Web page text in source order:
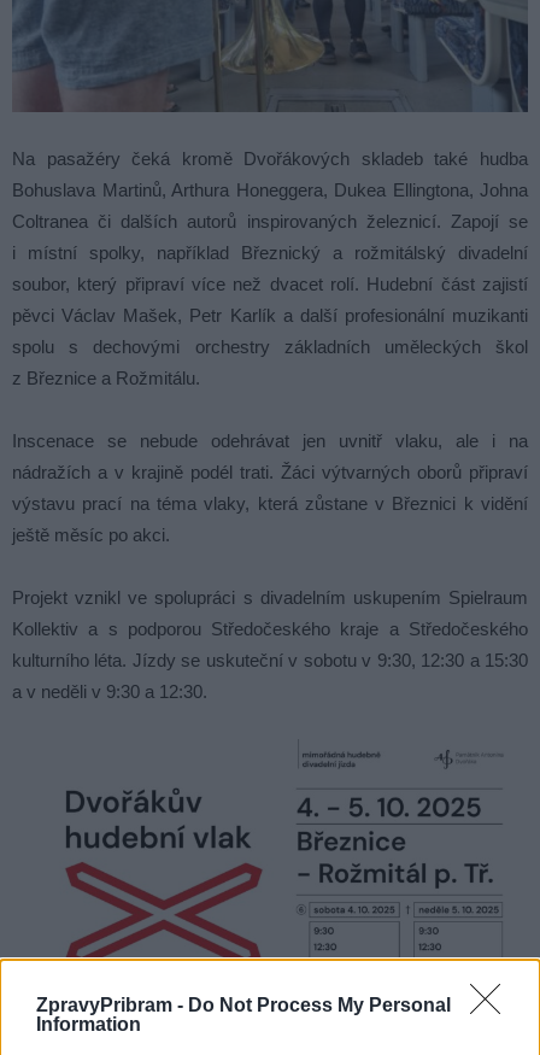
ZpravyPribram - Do Not Process My Personal
Information
Na pasažéry čeká kromě Dvořákových skladeb také hudba
Bohuslava Martinů, Arthura Honeggera, Dukea Ellingtona, Johna
Coltranea či dalších autorů inspirovaných železnicí. Zapojí se
i místní spolky, například Březnický a rožmitálský divadelní
soubor, který připraví více než dvacet rolí. Hudební část zajistí
pěvci Václav Mašek, Petr Karlík a další profesionální muzikanti
spolu s dechovými orchestry základních uměleckých škol
z Březnice a Rožmitálu.
Inscenace se nebude odehrávat jen uvnitř vlaku, ale i na
nádražích a v krajině podél trati. Žáci výtvarných oborů připraví
výstavu prací na téma vlaky, která zůstane v Březnici k vidění
ještě měsíc po akci.
Projekt vznikl ve spolupráci s divadelním uskupením Spielraum
Kollektiv a s podporou Středočeského kraje a Středočeského
kulturního léta. Jízdy se uskuteční v sobotu v 9:30, 12:30 a 15:30
a v neděli v 9:30 a 12:30.